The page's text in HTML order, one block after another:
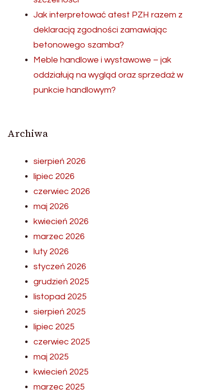
Jak interpretować atest PZH razem z
deklaracją zgodności zamawiając
betonowego szamba?
Meble handlowe i wystawowe – jak
oddziałują na wygląd oraz sprzedaż w
punkcie handlowym?
Archiwa
sierpień 2026
lipiec 2026
czerwiec 2026
maj 2026
kwiecień 2026
marzec 2026
luty 2026
styczeń 2026
grudzień 2025
listopad 2025
sierpień 2025
lipiec 2025
czerwiec 2025
maj 2025
kwiecień 2025
marzec 2025